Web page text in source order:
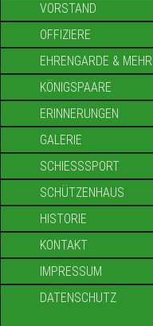
VORSTAND
OFFIZIERE
EHRENGARDE & MEHR
KÖNIGSPAARE
ERINNERUNGEN
GALERIE
SCHIESSSPORT
SCHÜTZENHAUS
HISTORIE
KONTAKT
IMPRESSUM
DATENSCHUTZ